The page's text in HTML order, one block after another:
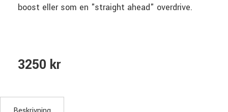
boost eller som en "straight ahead" overdrive.
3250 kr